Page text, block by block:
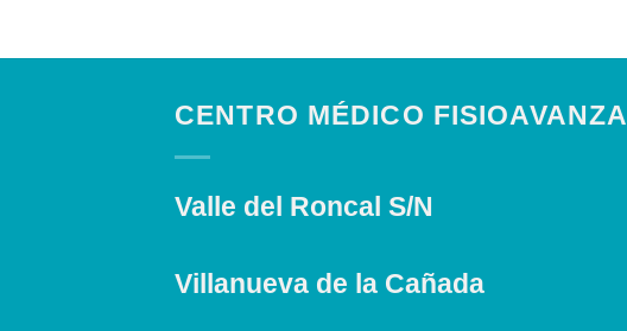
CENTRO MÉDICO FISIOAVANZA
Valle del Roncal S/N
Villanueva de la Cañada